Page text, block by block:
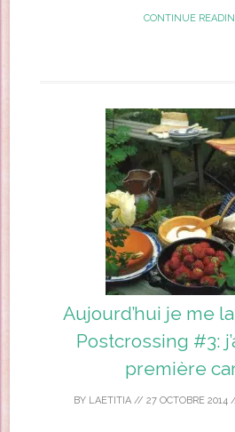
CONTINUE
Aujourd’hui je me
Postcrossing #3:
première
BY LAETITIA// 27 OCTOBRE 2014